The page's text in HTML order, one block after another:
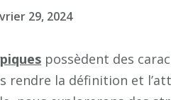
29, 2024
possèdent des
rendre la définition et